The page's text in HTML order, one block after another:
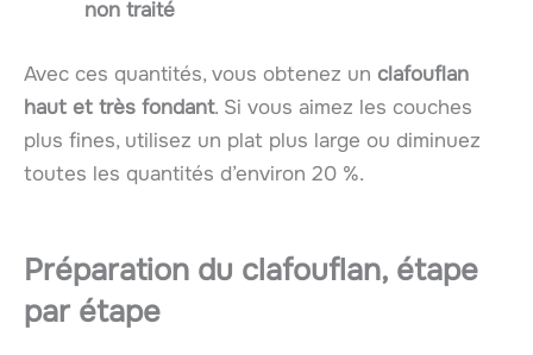
non traité
Avec ces quantités, vous obtenez un clafouflan
haut et très fondant. Si vous aimez les couches
plus fines, utilisez un plat plus large ou diminuez
toutes les quantités d’environ 20 %.
Préparation du clafouflan, étape
par étape